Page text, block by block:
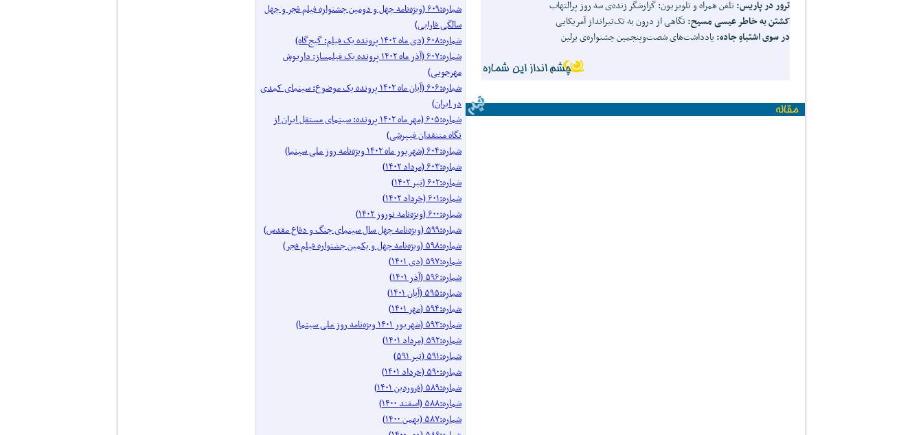
ترور در پاریس:تلفن همراه و تلویزیون: گزارشگر زنده‌ی سه روز پرالتهاب
کشتن به خاطر عیسی مسیح: نگاهی از درون به تک‌تیرانداز آمریکایی
در سوی اشتباهِ جاده: یادداشت‌های شصت‌وپنجمین جشنواره‌ی برلین
شماره:۶۰۹ (ویژه‌نامه چهل و دومین جشنواره فیلم فجر و چهل
سالگی فارابی)
شماره:۶۰۸ (دی ماه ۱۴۰۲ پرونده یک فیلم: گیج‌گاه)
شماره:۶۰۷ (آذر ماه ۱۴۰۲ پرونده یک فیلمساز: داریوش
مهرجویی)
شماره:۶۰۶ (آبان ماه ۱۴۰۲ پرونده یک موضوع: سینمای کمدی
در ایران)
شماره:۶۰۵ (مهر ماه ۱۴۰۲ پرونده: سینمای مستقل ایران از
نگاه منتقدان فیپرشی)
شماره:۶۰۴ (شهریور ماه ۱۴۰۲ ویژه‌نامه روز ملی سینما)
شماره:۶۰۳ (مرداد ۱۴۰۲)
شماره:۶۰۲ (تیر ۱۴۰۲)
شماره:۶۰۱ (خرداد ۱۴۰۲)
شماره:۶۰۰ (ویژه‌نامه نوروز ۱۴۰۲)
شماره:۵۹۹ (ویژه‌نامه چهل سال سینمای جنگ و دفاع مقدس)
شماره:۵۹۸ (ویژه‌نامه چهل و یکمین جشنواره فیلم فجر)
شماره:۵۹۷ (دی ۱۴۰۱)
شماره:۵۹۶ (آذر ۱۴۰۱)
شماره:۵۹۵ (آبان ۱۴۰۱)
شماره:۵۹۴ (مهر ۱۴۰۱)
شماره:۵۹۳ (شهریور ۱۴۰۱ ویژه‌نامه روز ملی سینما)
شماره:۵۹۲ (مرداد ۱۴۰۱)
شماره:۵۹۱ (تیر ۵۹۱)
شماره:۵۹۰ (خرداد ۱۴۰۱)
شماره:۵۸۹ (فروردین ۱۴۰۱)
شماره:۵۸۸ (اسفند ۱۴۰۰)
شماره:۵۸۷ (بهمن ۱۴۰۰)